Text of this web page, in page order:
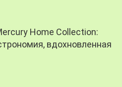
Home Collection:
вдохновленная